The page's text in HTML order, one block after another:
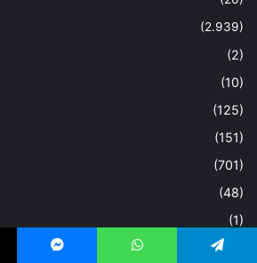
(2.939)
(2)
(10)
(125)
(151)
(701)
(48)
(1)
(14)